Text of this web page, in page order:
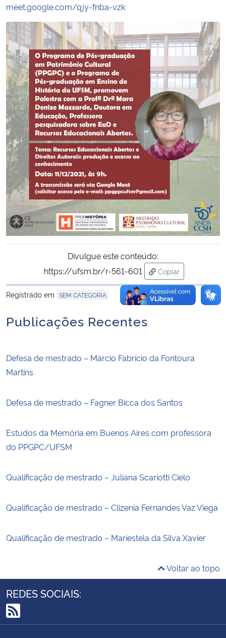
Secretaria-Geral
Secretaria de Governo
Gabinete de Segurança Institucional
Advocacia-Geral da União
Banco Central do Brasil
Planalto
meet.google.com/qjy-fnba-vzk
Divulgue este conteúdo:
https://ufsm.br/r-561-601
Copiar
para área de
Registrado em SEM CATEGORIA
Publicações Recentes
Defesa de mestrado – Márcio Fabrício da Fontoura
Martins
Defesa de mestrado – Fagner Bicca dos Santos
Estudos da Memória em Buenos Aires com professora
do PPGPC/UFSM
Qualificação de mestrado – Juliana Scariotti Cielo
Qualificação de mestrado – Clizenia Fernandes Vaz Viega
Qualificação de mestrado – Mariestela da Silva Xavier
Voltar ao topo
REDES SOCIAIS:
RSS